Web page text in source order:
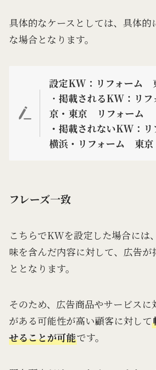
具体的なケースとしては、具体的
な場合となります。
設定KW：リフォーム
・ 掲載されるKW：リ
京・東京 リフォーム
・掲載されないKW：
横浜・リフォーム 東
フレーズ一致
こちらでKWを設定した場合には
味を含んだ内容に対して、広告が
ととなります。
そのため、広告商品やサービスに
がある可能性が高い顧客に対して
せることが可能です。